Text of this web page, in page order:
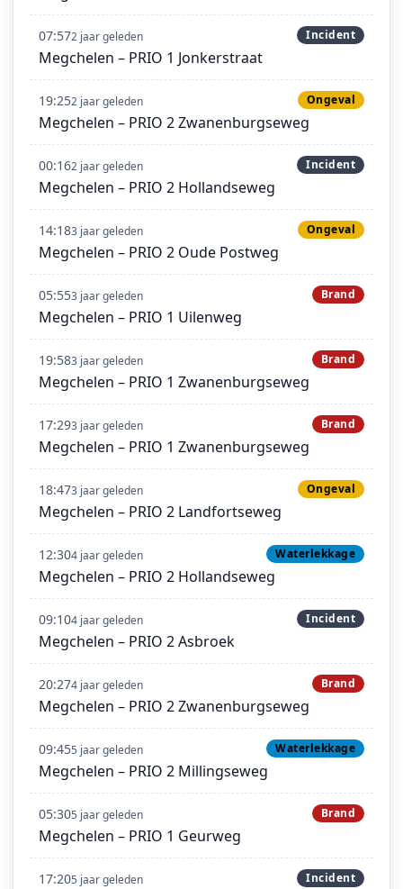
07:572 jaar geleden Incident
Megchelen – PRIO 1 Jonkerstraat
19:252 jaar geleden Ongeval
Megchelen – PRIO 2 Zwanenburgseweg
00:162 jaar geleden Incident
Megchelen – PRIO 2 Hollandseweg
14:183 jaar geleden Ongeval
Megchelen – PRIO 2 Oude Postweg
05:553 jaar geleden Brand
Megchelen – PRIO 1 Uilenweg
19:583 jaar geleden Brand
Megchelen – PRIO 1 Zwanenburgseweg
17:293 jaar geleden Brand
Megchelen – PRIO 1 Zwanenburgseweg
18:473 jaar geleden Ongeval
Megchelen – PRIO 2 Landfortseweg
12:304 jaar geleden Waterlekkage
Megchelen – PRIO 2 Hollandseweg
09:104 jaar geleden Incident
Megchelen – PRIO 2 Asbroek
20:274 jaar geleden Brand
Megchelen – PRIO 2 Zwanenburgseweg
09:455 jaar geleden Waterlekkage
Megchelen – PRIO 2 Millingseweg
05:305 jaar geleden Brand
Megchelen – PRIO 1 Geurweg
17:205 jaar geleden Incident